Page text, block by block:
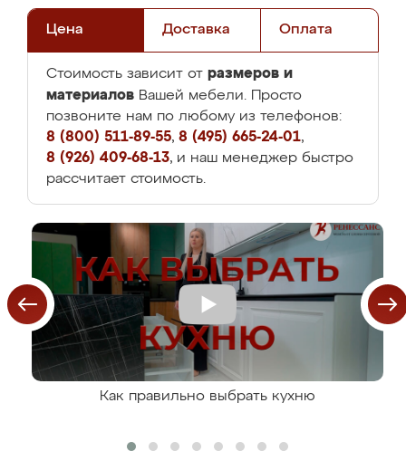
Цена Доставка Оплата
Стоимость зависит от размеров и
материалов Вашей мебели. Просто
позвоните нам по любому из телефонов:
8 (800) 511-89-55, 8 (495) 665-24-01,
8 (926) 409-68-13, и наш менеджер быстро
рассчитает стоимость.
Как правильно выбрать кухню